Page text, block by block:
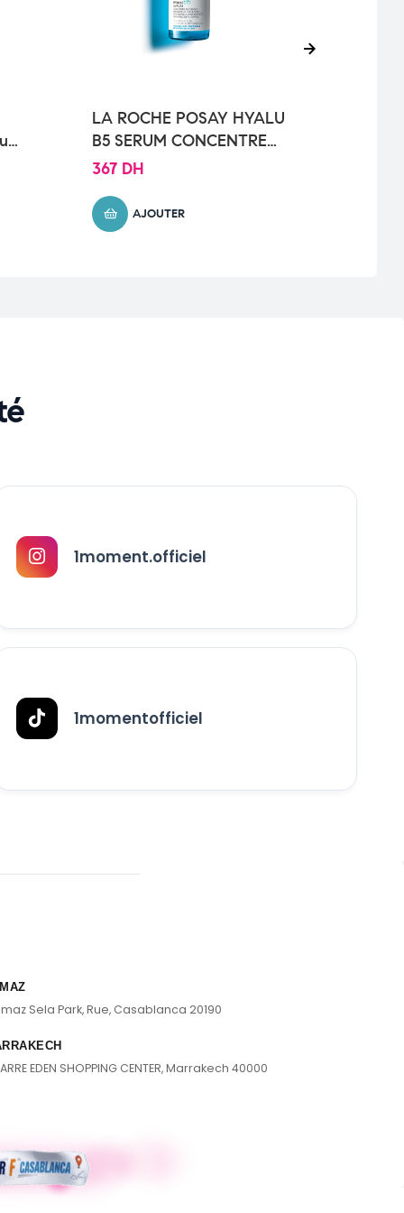
LA ROCHE POSAY HYALU
B5 SERUM CONCENTRE
ANTI RIDES REPARATEUR
367 DH
AJOUTER
1moment.officiel
1momentofficiel
Sela Park, Rue, Casablanca 20190
EDEN SHOPPING CENTER, Marrakech 40000